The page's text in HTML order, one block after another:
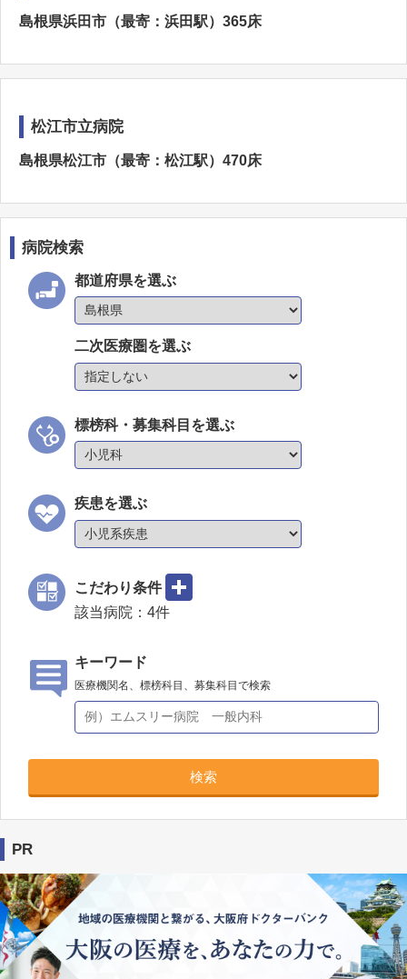
島根県浜田市（最寄：浜田駅）365床
松江市立病院
島根県松江市（最寄：松江駅）470床
病院検索
都道府県を選ぶ
二次医療圏を選ぶ
標榜科・募集科目を選ぶ
疾患を選ぶ
こだわり条件
該当病院： 4件
キーワード
医療機関名、標榜科目、募集科目で検索
検索
PR